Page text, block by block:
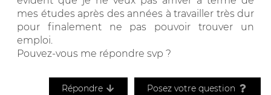
mes études après des années à travailler très dur
pour finalement ne pas pouvoir trouver un
emploi.
Pouvez-vous me répondre svp ?
Répondre Posez votre question